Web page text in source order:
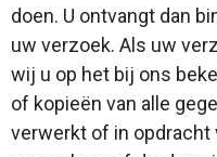
doen. U ontvangt dan
uw verzoek. Als uw
wij u op het bij ons
of kopieën van alle
verwerkt of in opdracht